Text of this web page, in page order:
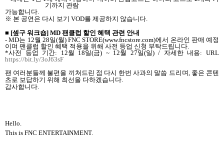
기까지 관람
가능합니다.
※ 본 공연은 다시 보기 VOD를 제공하지 않습니다.
■ [셒구 워크숍] MD 팬클럽 할인 혜택 관련 안내
- MD는 12월 28일(월) FNC STORE(www.fncstore.com)에서 온라인 판매 예정
이며 팬클럽 할인 혜택 적용을 위해 사전 등업 신청 부탁드립니다.
*사전 등업 기간: 12월 18일(금) ~ 12월 27일(일) / 자세한 내용: URL
https://bit.ly/3oJ63sF
팬 여러분들께 불편을 끼쳐드린 점 다시 한번 사과의 말씀 드리며, 좋은 콘텐
츠로 보답하기 위해 최선을 다하겠습니다.
감사합니다.
Hello.
This is FNC ENTERTAINMENT.